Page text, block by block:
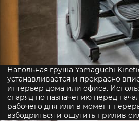
Напольная груша Yamaguchi
устанавливается и прекрасно
интерьер дома или офиса.
снаряд по назначению перед
рабочего дня или в момент
взбодриться и ощутить прилив